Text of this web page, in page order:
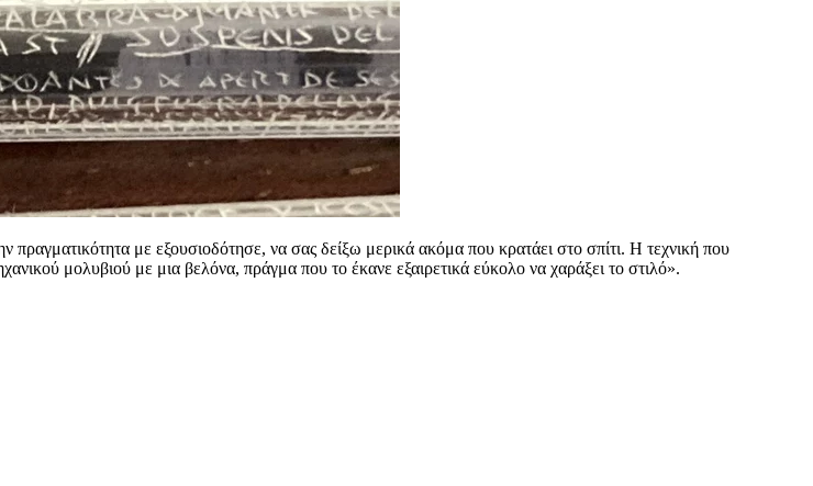
με εξουσιοδότησε, να σας δείξω μερικά ακόμα που κρατάει στο σπίτι. Η τεχνική που
μολυβιού με μια βελόνα, πράγμα που το έκανε εξαιρετικά εύκολο να χαράξει το στιλό».